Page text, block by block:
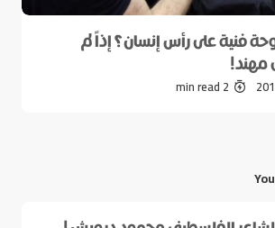
فنية على رأس إنسان؟ إذاً لم
مهند!
2 min read